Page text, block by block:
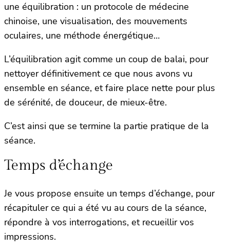
une équilibration : un protocole de médecine
chinoise, une visualisation, des mouvements
oculaires, une méthode énergétique…
L’équilibration agit comme un coup de balai, pour
nettoyer définitivement ce que nous avons vu
ensemble en séance, et faire place nette pour plus
de sérénité, de douceur, de mieux-être.
C’est ainsi que se termine la partie pratique de la
séance.
Temps d’échange
Je vous propose ensuite un temps d’échange, pour
récapituler ce qui a été vu au cours de la séance,
répondre à vos interrogations, et recueillir vos
impressions.